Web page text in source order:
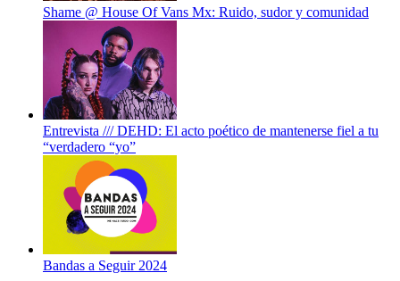
Shame @ House Of Vans Mx: Ruido, sudor y comunidad
Entrevista /// DEHD: El acto poético de mantenerse fiel a tu
“verdadero “yo”
Bandas a Seguir 2024